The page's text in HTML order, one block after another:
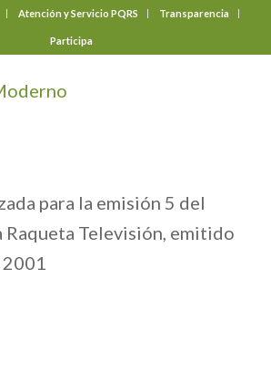
Atención y Servicio PQRS Transparencia
Participa
para la emisión 5 del
Televisión, emitido
2001